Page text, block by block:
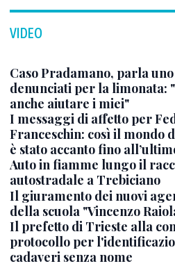
VIDEO
Caso Pradamano, parla
denunciati per la limonata:
anche aiutare i miei"
I messaggi di affetto per
Franceschin: così il mondo
è stato accanto fino
Auto in fiamme lungo il
autostradale a Trebiciano
Il giuramento dei nuovi
della scuola "Vincenzo
Il prefetto di Trieste alla
protocollo per
cadaveri senza nome